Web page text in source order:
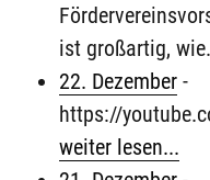
ist großartig,
22. Dezember -
https://
weiter lesen...